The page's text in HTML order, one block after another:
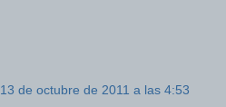
13 de octubre de 2011 a las 4:53